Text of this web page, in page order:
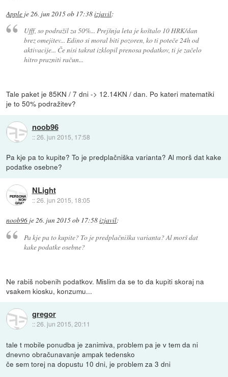
Apple je26. jun 2015 ob 17:38izjavil:
Ufff, so podražil za 50%... Prejšnja leta je koštalo 10 HRK/dan
brez omejitev... Edino si moral biti pozoren, ko ti poteče 24h od
aktivacije... Če nisi takrat izklopil prenosa podatkov, ti je začelo
hitro prazniti račun...
Tale paket je 85KN / 7 dni -> 12.14KN / dan. Po kateri matematiki
je to 50% podražitev?
noob96
::26. jun 2015, 17:58
Pa kje pa to kupite? To je predplačniška varianta? Al morš dat kake
podatke osebne?
NLight
::26. jun 2015, 18:05
noob96 je26. jun 2015 ob 17:58izjavil:
Pa kje pa to kupite? To je predplačniška varianta? Al morš dat
kake podatke osebne?
Ne rabiš nobenih podatkov. Mislim da se to da kupiti skoraj na
vsakem kiosku, konzumu...
gregor
::26. jun 2015, 20:11
tale t mobile ponudba je zanimiva, problem pa je v tem da ni
dnevno obračunavanje ampak tedensko
če sem torej na dopustu 10 dni, je problem za 3 dni